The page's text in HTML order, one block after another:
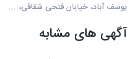
یوسف آباد، خیابان فتحی شقاقی، ...
آگهی های مشابه